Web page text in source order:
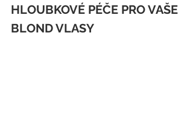
HLOUBKOVÉ PÉČE PRO VAŠE
BLOND VLASY